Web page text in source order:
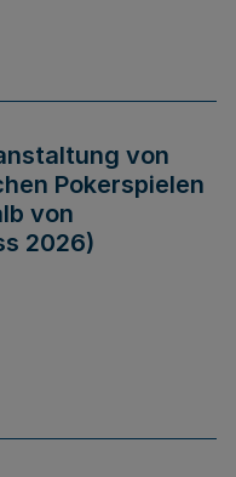
von
Pokerspielen
von
2026)